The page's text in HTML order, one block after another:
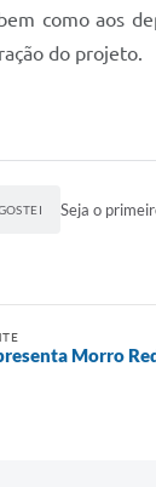
como aos
do projeto.
Seja o
Morro